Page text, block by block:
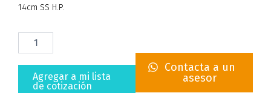
14cm SS H.P.
ALICATA
MUELLE
RECTAAgregar a mi lista
de cotización
Contacta a un
asesor